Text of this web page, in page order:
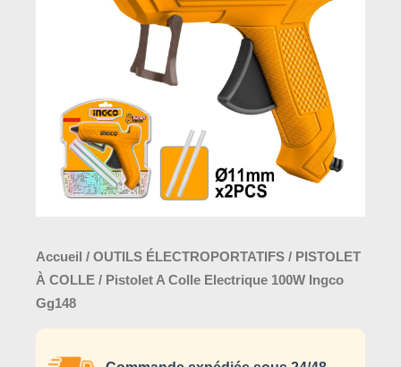
Accueil / OUTILS ÉLECTROPORTATIFS / PISTOLET
À COLLE / Pistolet A Colle Electrique 100W Ingco
Gg148